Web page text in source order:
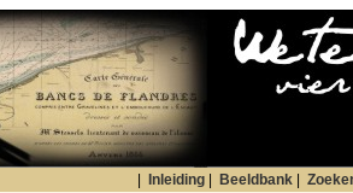
Inleiding Beeldbank